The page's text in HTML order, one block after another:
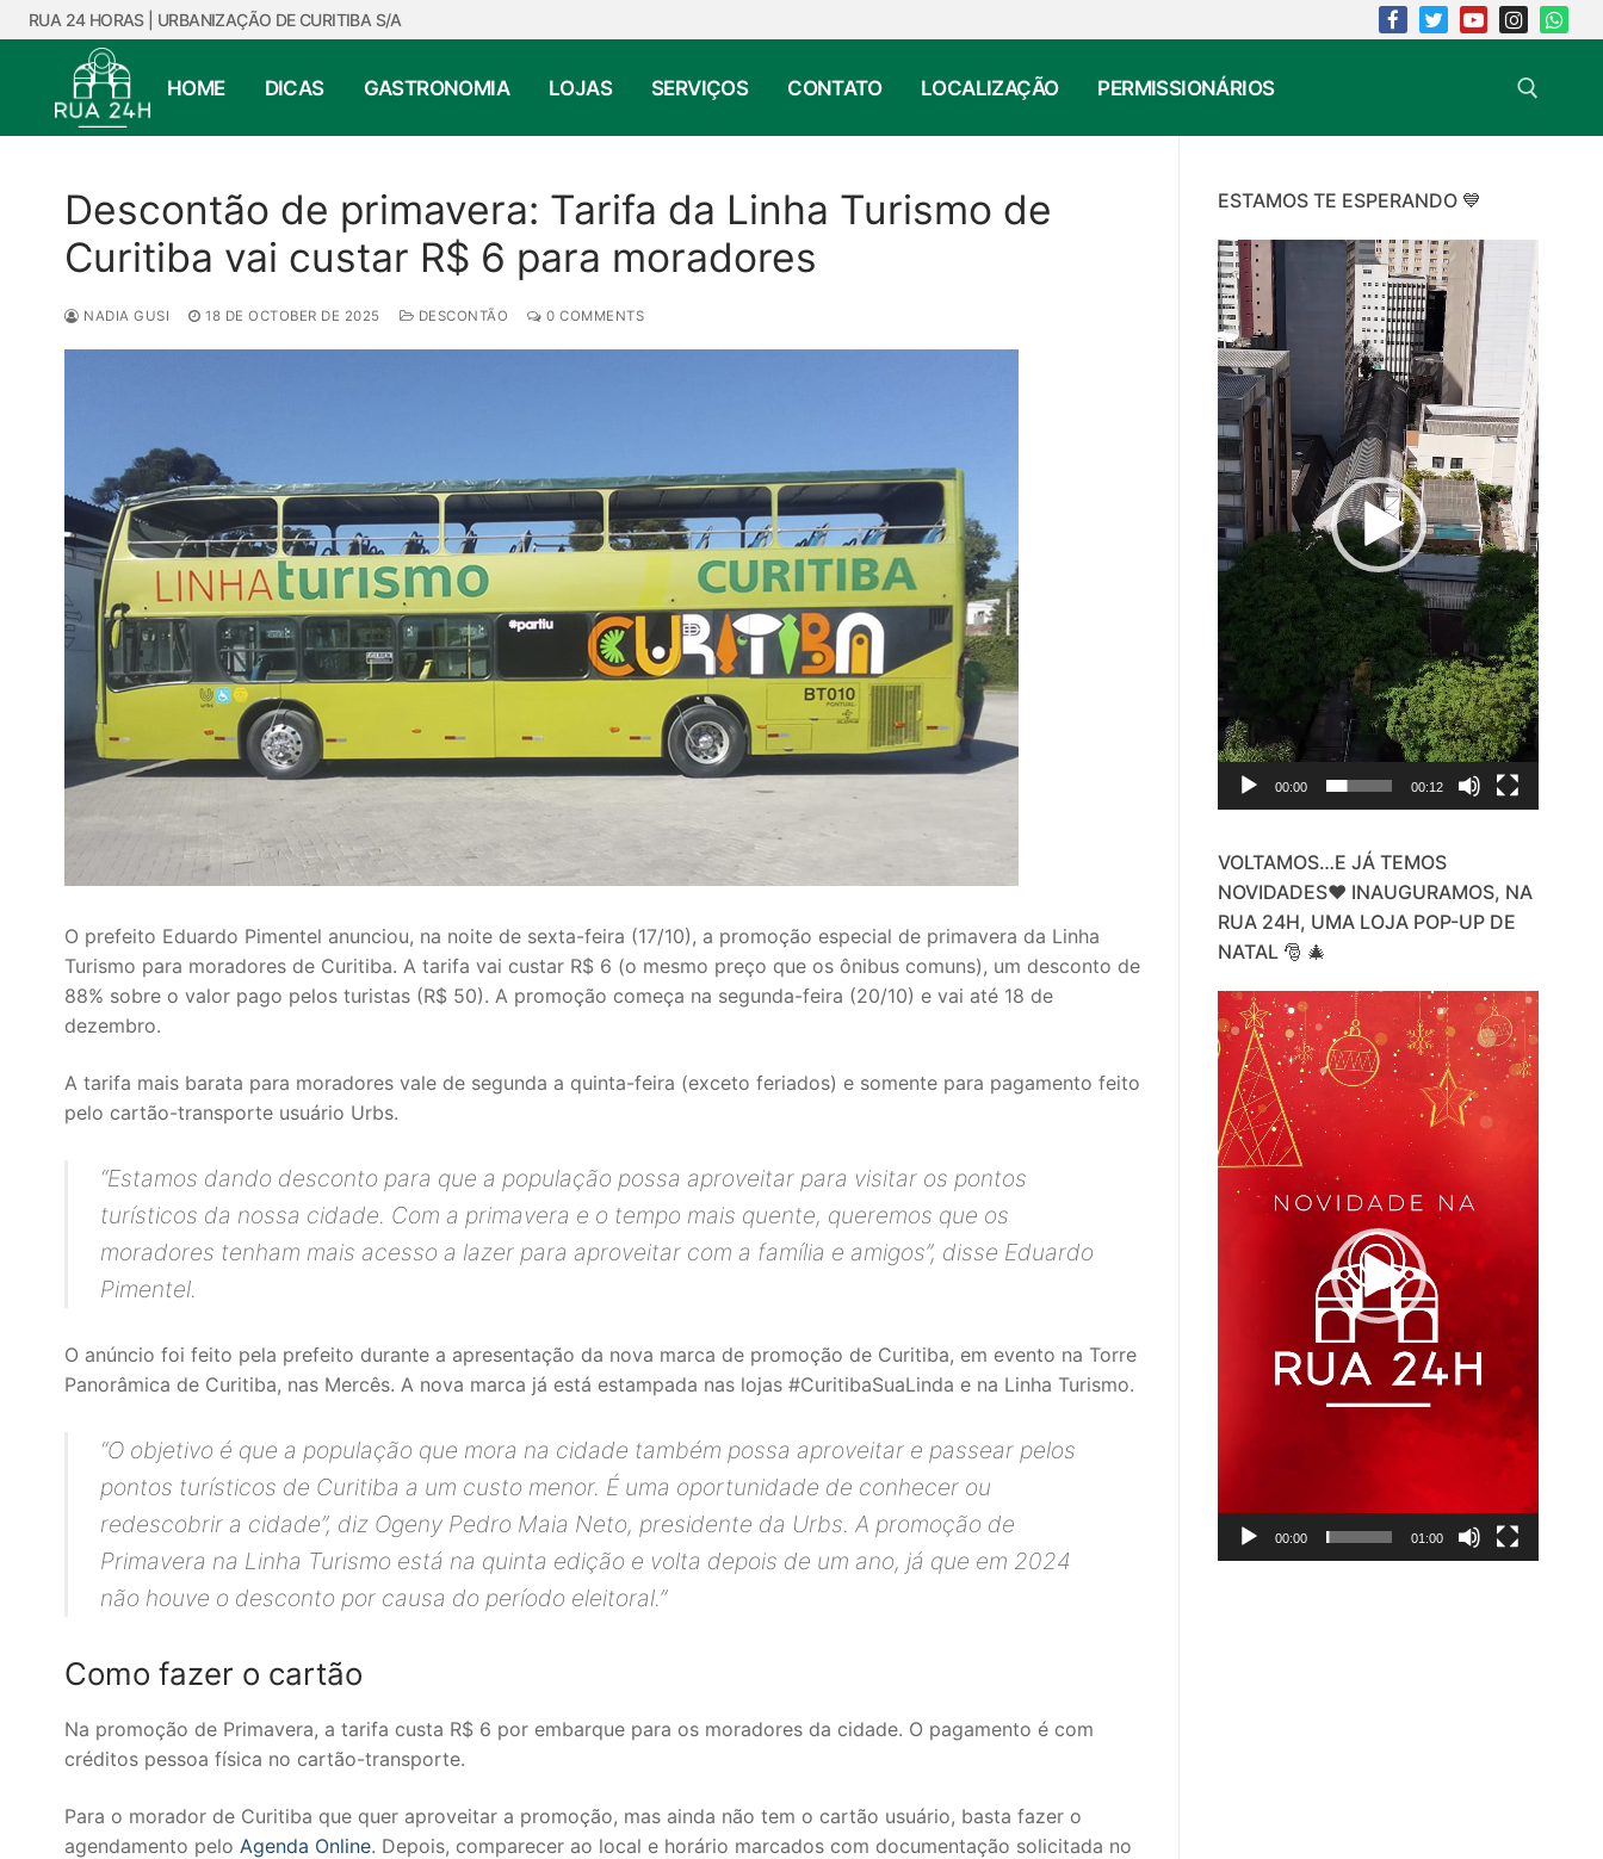
Skip
to
RUA 24 HORAS | URBANIZAÇÃO DE CURITIBA S/A
HOME DICAS GASTRONOMIA LOJAS SERVIÇOS CONTATO LOCALIZAÇÃO PERMISSIONÁRIOS
Descontão de primavera: Tarifa da Linha Turismo de
Curitiba vai custar R$ 6 para moradores
NADIA GUSI 18 DE OCTOBER DE 2025 DESCONTÃO 0 COMMENTS
O prefeito Eduardo Pimentel anunciou, na noite de sexta-feira (17/10), a promoção especial de primavera da Linha
Turismo para moradores de Curitiba. A tarifa vai custar R$ 6 (o mesmo preço que os ônibus comuns), um desconto de
88% sobre o valor pago pelos turistas (R$ 50). A promoção começa na segunda-feira (20/10) e vai até 18 de
dezembro.
A tarifa mais barata para moradores vale de segunda a quinta-feira (exceto feriados) e somente para pagamento feito
pelo cartão-transporte usuário Urbs.
“Estamos dando desconto para que a população possa aproveitar para visitar os pontos
turísticos da nossa cidade. Com a primavera e o tempo mais quente, queremos que os
moradores tenham mais acesso a lazer para aproveitar com a família e amigos”, disse Eduardo
Pimentel.
O anúncio foi feito pela prefeito durante a apresentação da nova marca de promoção de Curitiba, em evento na Torre
Panorâmica de Curitiba, nas Mercês. A nova marca já está estampada nas lojas #CuritibaSuaLinda e na Linha Turismo.
“O objetivo é que a população que mora na cidade também possa aproveitar e passear pelos
pontos turísticos de Curitiba a um custo menor. É uma oportunidade de conhecer ou
redescobrir a cidade”, diz Ogeny Pedro Maia Neto, presidente da Urbs. A promoção de
Primavera na Linha Turismo está na quinta edição e volta depois de um ano, já que em 2024
não houve o desconto por causa do período eleitoral.”
Como fazer o cartão
Na promoção de Primavera, a tarifa custa R$ 6 por embarque para os moradores da cidade. O pagamento é com
créditos pessoa física no cartão-transporte.
Para o morador de Curitiba que quer aproveitar a promoção, mas ainda não tem o cartão usuário, basta fazer o
agendamento pelo Agenda Online. Depois, comparecer ao local e horário marcados com documentação solicitada no
ESTAMOS TE ESPERANDO 💙
Video
Player
00:00 00:12
VOLTAMOS…E JÁ TEMOS
NOVIDADES❤️ INAUGURAMOS, NA
RUA 24H, UMA LOJA POP-UP DE
NATAL 🎅 🎄
Video
Player
00:00 01:00